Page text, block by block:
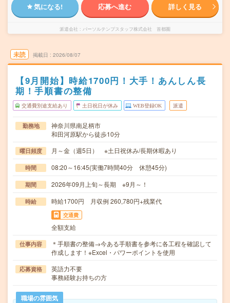
気になる! 応募へ進む 詳しく見る
派遣会社 パーソルテンプスタッフ株式会社 首都圏
未読 掲載日 2026/08/07
【9月開始】時給1700円！大手！あんしん長
期！手順書の整備
交通費別途支給あり 土日祝日が休み WEB登録OK 派遣
勤務地
神奈川県南足柄市
和田河原駅から徒歩10分
曜日頻度 月～金（週5日） ※土日祝休み/長期休暇あり
時間 08:20～16:45(実働7時間40分 休憩45分)
期間 2026年09月上旬～長期 ※9月～！
時給 時給1700円 月収例 260,780円+残業代
交通費
全額支給
仕事内容
＊手順書の整備→今ある手順書を参考に各工程を確認して
作成します！※Excel・パワーポイントを使用
応募資格
英語力不要
事務経験お持ちの方
職場の雰囲気